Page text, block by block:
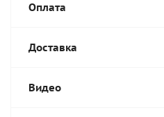
Оплата
Доставка
Видео